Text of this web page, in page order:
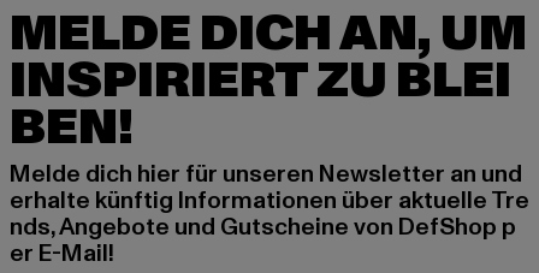
MELDE DICH AN, UM
INSPIRIERT ZU BLEI
BEN!
Melde dich hier für unseren Newsletter an und
erhalte künftig Informationen über aktuelle Tre
nds, Angebote und Gutscheine von DefShop p
er E-Mail!